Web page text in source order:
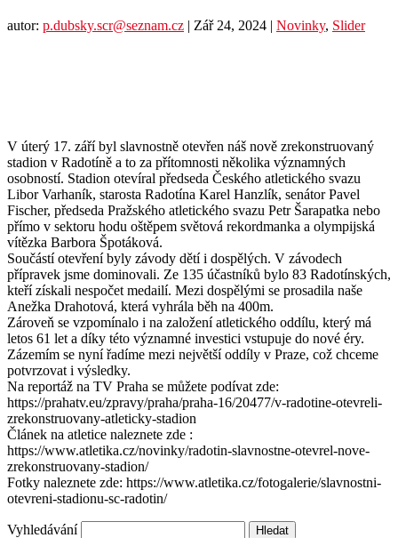
autor: p.dubsky.scr@seznam.cz | Zář 24, 2024 | Novinky, Slider
V úterý 17. září byl slavnostně otevřen náš nově zrekonstruovaný
stadion v Radotíně a to za přítomnosti několika významných
osobností. Stadion otevíral předseda Českého atletického svazu
Libor Varhaník, starosta Radotína Karel Hanzlík, senátor Pavel
Fischer, předseda Pražského atletického svazu Petr Šarapatka nebo
přímo v sektoru hodu oštěpem světová rekordmanka a olympijská
vítězka Barbora Špotáková.
Součástí otevření byly závody dětí i dospělých. V závodech
přípravek jsme dominovali. Ze 135 účastníků bylo 83 Radotínských,
kteří získali nespočet medailí. Mezi dospělými se prosadila naše
Anežka Drahotová, která vyhrála běh na 400m.
Zároveň se vzpomínalo i na založení atletického oddílu, který má
letos 61 let a díky této významné investici vstupuje do nové éry.
Zázemím se nyní řadíme mezi největší oddíly v Praze, což chceme
potvrzovat i výsledky.
Na reportáž na TV Praha se můžete podívat zde:
https://prahatv.eu/zpravy/praha/praha-16/20477/v-radotine-otevreli-
zrekonstruovany-atleticky-stadion
Článek na atletice naleznete zde :
https://www.atletika.cz/novinky/radotin-slavnostne-otevrel-nove-
zrekonstruovany-stadion/
Fotky naleznete zde: https://www.atletika.cz/fotogalerie/slavnostni-
otevreni-stadionu-sc-radotin/
Vyhledávání